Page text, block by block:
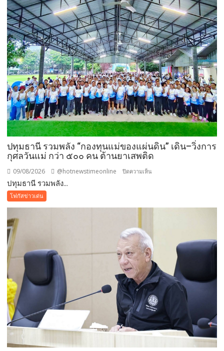
ต้นทาง
โรงเรียน
ญว.
ได้
ปิด
ประตู
ทั้งหมด
ปทุมธานี รวมพลัง “กองทุนแม่ของแผ่นดิน” เดิน–วิ่งการ
กุศลวันแม่ กว่า ๕๐๐ คน ต้านยาเสพติด
09/08/2026 @hotnewstimeonline ปิดความเห็น
แผ่น
ดิน”
เดิน–
วิ่ง
การ
กุศล
วัน
แม่
กว่า
๕๐๐
ปทุมธานี รวมพลัง...
โฟกัสข่าวเด่น